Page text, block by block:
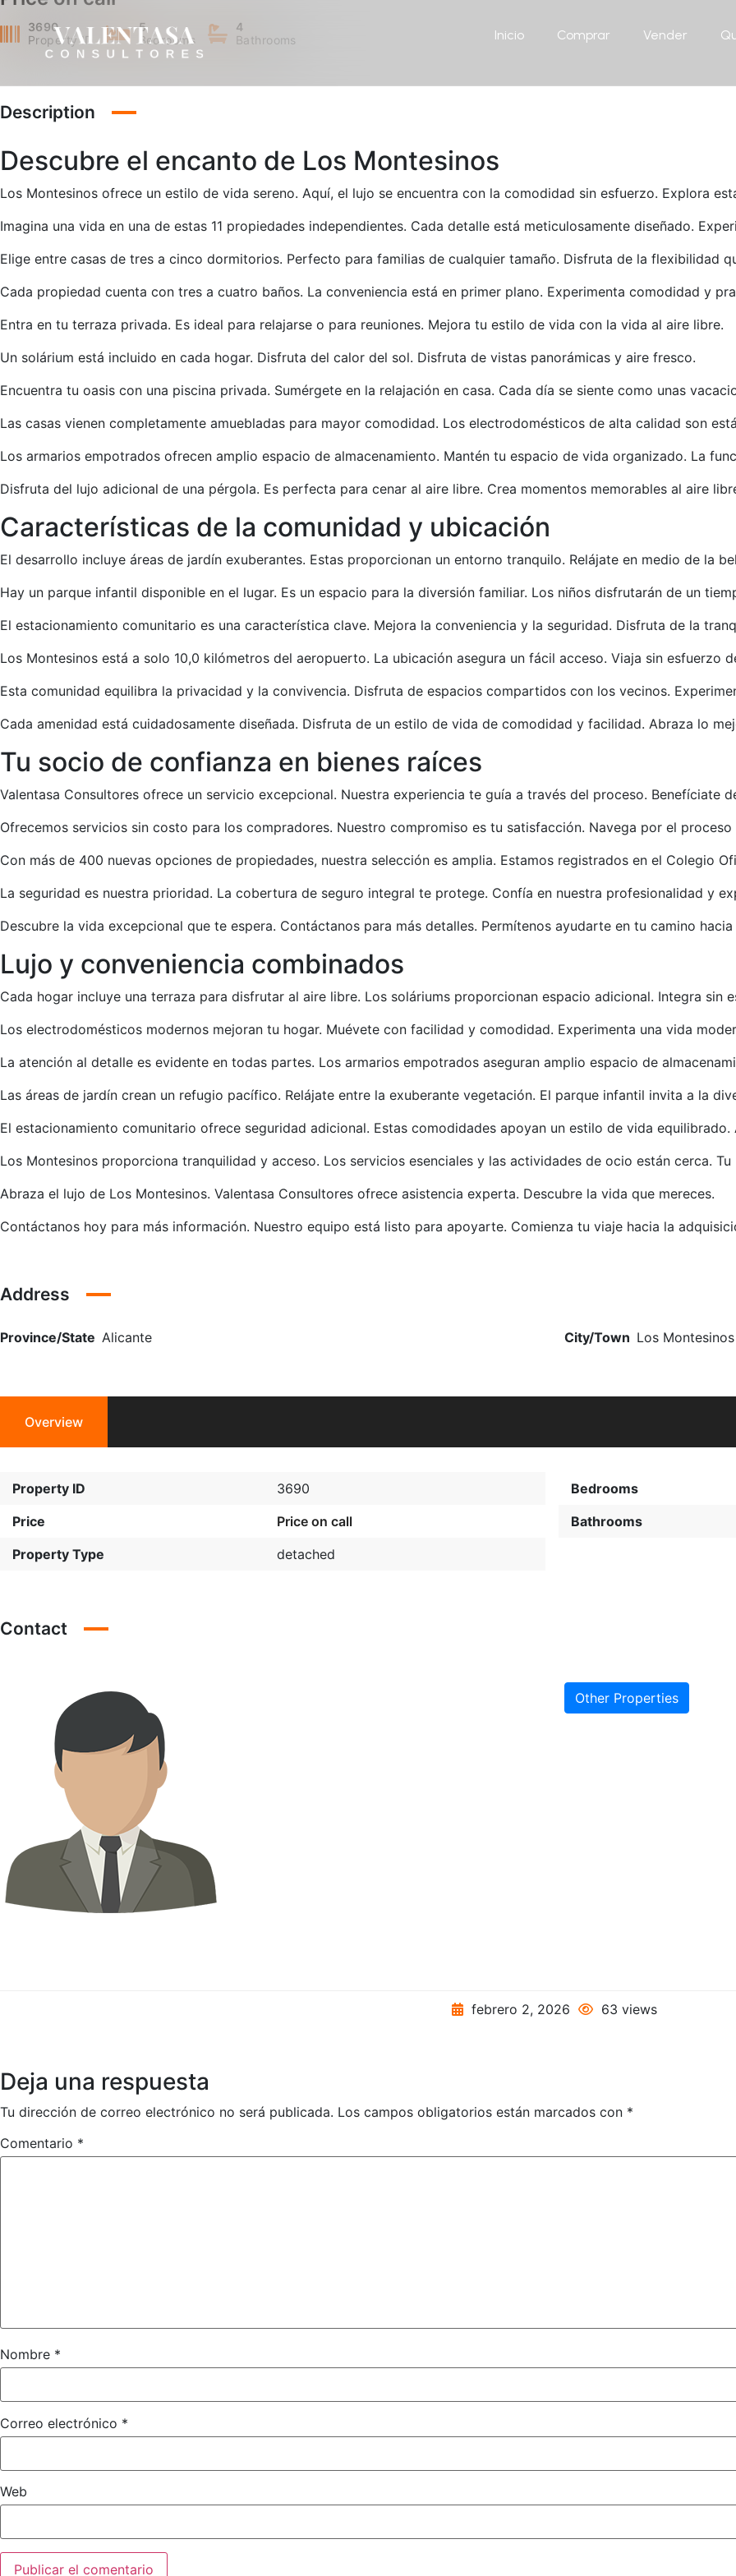
Inicio Comprar Vender
3690
Property ID
5
Bedrooms
4
Bathrooms
Description
Descubre el encanto de Los Montesinos
Los Montesinos ofrece un estilo de vida sereno. Aquí, el lujo se encuentra con la comodidad sin esfuerzo. Explora
Imagina una vida en una de estas 11 propiedades independientes. Cada detalle está meticulosamente diseñado.
Elige entre casas de tres a cinco dormitorios. Perfecto para familias de cualquier tamaño. Disfruta de la flexibilidad
Cada propiedad cuenta con tres a cuatro baños. La conveniencia está en primer plano. Experimenta comodidad y
Entra en tu terraza privada. Es ideal para relajarse o para reuniones. Mejora tu estilo de vida con la vida al aire libre.
Un solárium está incluido en cada hogar. Disfruta del calor del sol. Disfruta de vistas panorámicas y aire fresco.
Encuentra tu oasis con una piscina privada. Sumérgete en la relajación en casa. Cada día se siente como unas
Las casas vienen completamente amuebladas para mayor comodidad. Los electrodomésticos de alta calidad son
Los armarios empotrados ofrecen amplio espacio de almacenamiento. Mantén tu espacio de vida organizado. La
Disfruta del lujo adicional de una pérgola. Es perfecta para cenar al aire libre. Crea momentos memorables al aire
Características de la comunidad y ubicación
El desarrollo incluye áreas de jardín exuberantes. Estas proporcionan un entorno tranquilo. Relájate en medio de la
Hay un parque infantil disponible en el lugar. Es un espacio para la diversión familiar. Los niños disfrutarán de un
El estacionamiento comunitario es una característica clave. Mejora la conveniencia y la seguridad. Disfruta de la
Los Montesinos está a solo 10,0 kilómetros del aeropuerto. La ubicación asegura un fácil acceso. Viaja sin esfuerzo
Esta comunidad equilibra la privacidad y la convivencia. Disfruta de espacios compartidos con los vecinos.
Cada amenidad está cuidadosamente diseñada. Disfruta de un estilo de vida de comodidad y facilidad. Abraza lo
Tu socio de confianza en bienes raíces
Valentasa Consultores ofrece un servicio excepcional. Nuestra experiencia te guía a través del proceso. Benefíciate
Ofrecemos servicios sin costo para los compradores. Nuestro compromiso es tu satisfacción. Navega por el
Con más de 400 nuevas opciones de propiedades, nuestra selección es amplia. Estamos registrados en el Colegio
La seguridad es nuestra prioridad. La cobertura de seguro integral te protege. Confía en nuestra profesionalidad y
Descubre la vida excepcional que te espera. Contáctanos para más detalles. Permítenos ayudarte en tu camino
Lujo y conveniencia combinados
Cada hogar incluye una terraza para disfrutar al aire libre. Los soláriums proporcionan espacio adicional. Integra sin
Los electrodomésticos modernos mejoran tu hogar. Muévete con facilidad y comodidad. Experimenta una vida
La atención al detalle es evidente en todas partes. Los armarios empotrados aseguran amplio espacio de
Las áreas de jardín crean un refugio pacífico. Relájate entre la exuberante vegetación. El parque infantil invita a la
El estacionamiento comunitario ofrece seguridad adicional. Estas comodidades apoyan un estilo de vida
Los Montesinos proporciona tranquilidad y acceso. Los servicios esenciales y las actividades de ocio están cerca.
Abraza el lujo de Los Montesinos. Valentasa Consultores ofrece asistencia experta. Descubre la vida que mereces.
Contáctanos hoy para más información. Nuestro equipo está listo para apoyarte. Comienza tu viaje hacia la
Address
Province/State Alicante City/Town Los Montesinos
Overview
Property ID
3690
Price
Price on call
Property Type
detached
Bedrooms
Bathrooms
Contact
Other Properties
febrero 2, 2026 63 views
Deja una respuesta
Tu dirección de correo electrónico no será publicada. Los campos obligatorios están marcados con *
Comentario *
Nombre *
Correo electrónico *
Web